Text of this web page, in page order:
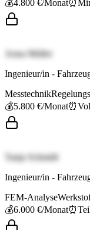
💰4.800 €/Monat⏰
Anna Müller
Ingenieur/in -
Messtechnik
💰5.800 €/Monat⏰
Tanja Schmidt
Ingenieur/in -
FEM-Analyse
💰6.000 €/Monat⏰